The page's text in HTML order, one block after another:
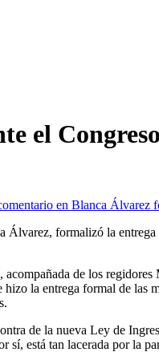
el
en Blanca Álvarez
formalizó la
de los
la entrega formal de las
de la nueva Ley de
sí, está tan lacerada por la